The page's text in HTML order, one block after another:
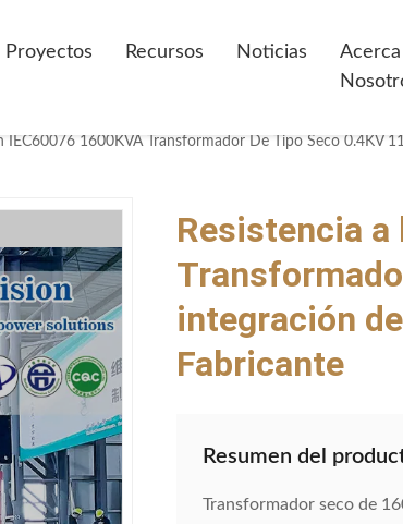
Proyectos Recursos Noticias
Resistencia a
integración
Fabricante
Resumen del
Transformador seco de